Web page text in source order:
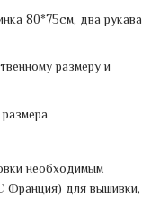
80*75см, два рукава
размеру и
необходимым
Франция) для вышивки,